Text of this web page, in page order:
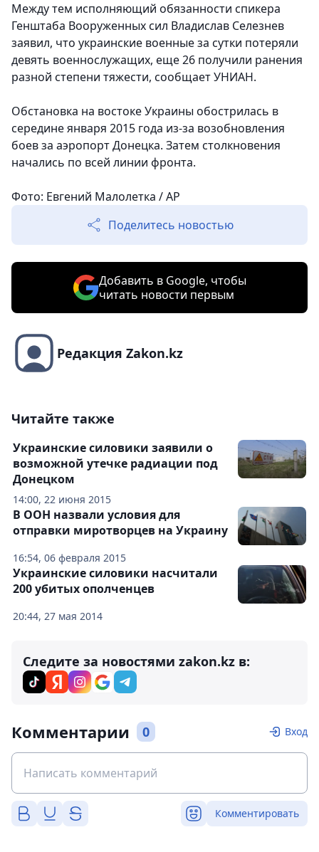
Между тем исполняющий обязанности спикера
Генштаба Вооруженных сил Владислав Селезнев
заявил, что украинские военные за сутки потеряли
девять военнослужащих, еще 26 получили ранения
разной степени тяжести, сообщает УНИАН.
Обстановка на востоке Украины обострилась в
середине января 2015 года из-за возобновления
боев за аэропорт Донецка. Затем столкновения
начались по всей линии фронта.
Фото: Евгений Малолетка / AP
Поделитесь новостью
Добавить в Google, чтобы
читать новости первым
Редакция Zakon.kz
Читайте также
14:00, 22 июня 2015
Украинские силовики заявили о
возможной утечке радиации под
Донецком
16:54, 06 февраля 2015
В ООН назвали условия для
отправки миротворцев на Украину
20:44, 27 мая 2014
Украинские силовики насчитали
200 убитых ополченцев
Следите за новостями zakon.kz в:
Комментарии 0 Вход
Комментировать